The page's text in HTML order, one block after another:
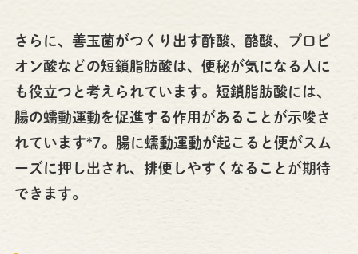
さらに、善玉菌がつくり出す酢酸、酪酸、プロピ
オン酸などの短鎖脂肪酸は、便秘が気になる人に
も役立つと考えられています。短鎖脂肪酸には、
腸の蠕動運動を促進する作用があることが示唆さ
れています*7。腸に蠕動運動が起こると便がスム
ーズに押し出され、排便しやすくなることが期待
できます。